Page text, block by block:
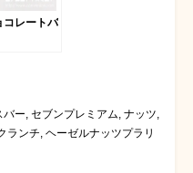
コレートバ
バー, セブンプレミアム, ナッツ,
ランチ, ヘーゼルナッツプラリ